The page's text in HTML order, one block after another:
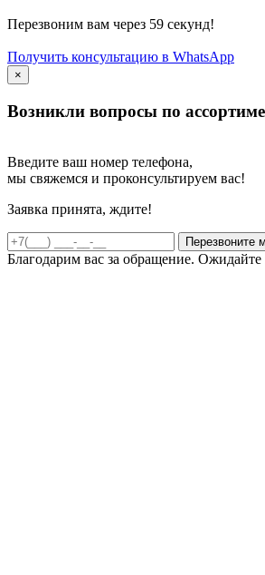
Перезвоним вам через 59 секунд!
Получить консультацию в WhatsApp
×
Возникли вопросы по
Введите ваш номер телефона,
мы свяжемся и проконсультируем вас!
Заявка принята, ждите!
Благодарим вас за обращение. Ожидайте